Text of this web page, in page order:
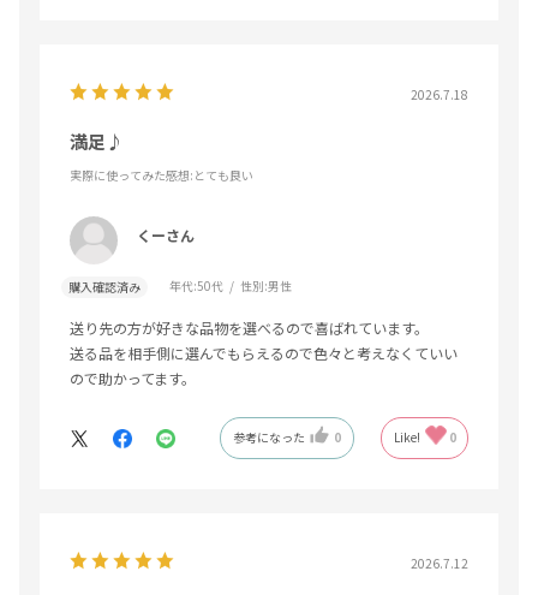
2026.7.18
満足♪
実際に使ってみた感想:とても良い
くーさん
購入確認済み 年代:50代 性別:男性
送り先の方が好きな品物を選べるので喜ばれています。
送る品を相手側に選んでもらえるので色々と考えなくていい
ので助かってます。
参考になった 0 Like! 0
2026.7.12